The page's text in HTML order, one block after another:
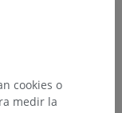
cookies o
medir la